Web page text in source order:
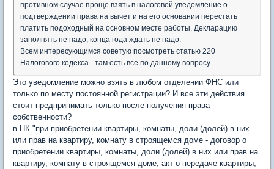
противном случае проще взять в налоговой уведомление о
подтверждении права на вычет и на его основании перестать
платить подоходный на основном месте работы. Декларацию
заполнять не надо, конца года ждать не надо.
Всем интересующимся советую посмотреть статью 220
Налогового кодекса - там есть все по данному вопросу.
Это уведомление можно взять в любом отделении ФНС или
только по месту постоянной регистрации? И все эти действия
стоит предпринимать только после получения права
собственности?
в НК "при приобретении квартиры, комнаты, доли (долей) в них
или прав на квартиру, комнату в строящемся доме - договор о
приобретении квартиры, комнаты, доли (долей) в них или прав на
квартиру, комнату в строящемся доме, акт о передаче квартиры,